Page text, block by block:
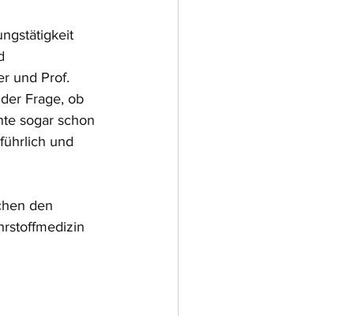
und Prof.
Frage, ob
sogar schon
und
den